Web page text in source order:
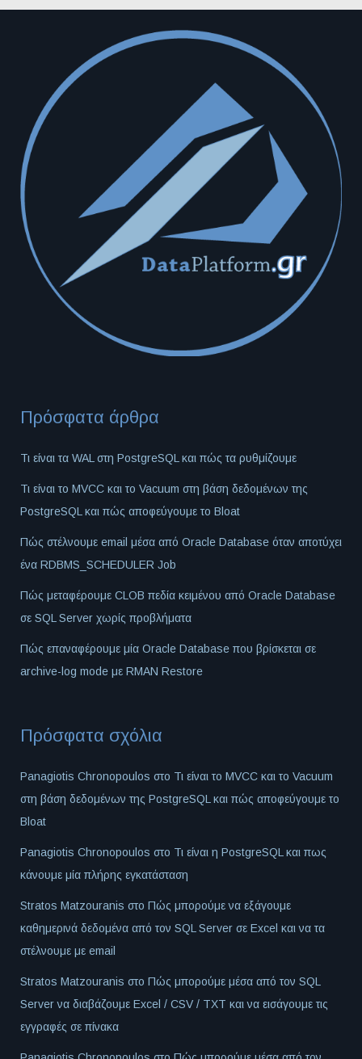
Πρόσφατα άρθρα
Τι είναι τα WAL στη PostgreSQL και πώς τα ρυθμίζουμε
Τι είναι το MVCC και το Vacuum στη βάση δεδομένων της
PostgreSQL και πώς αποφεύγουμε το Bloat
Πώς στέλνουμε email μέσα από Oracle Database όταν αποτύχει
ένα RDBMS_SCHEDULER Job
Πώς μεταφέρουμε CLOB πεδία κειμένου από Oracle Database
σε SQL Server χωρίς προβλήματα
Πώς επαναφέρουμε μία Oracle Database που βρίσκεται σε
archive-log mode με RMAN Restore
Πρόσφατα σχόλια
Panagiotis Chronopoulos στο Τι είναι το MVCC και το Vacuum
στη βάση δεδομένων της PostgreSQL και πώς αποφεύγουμε το
Bloat
Panagiotis Chronopoulos στο Τι είναι η PostgreSQL και πως
κάνουμε μία πλήρης εγκατάσταση
Stratos Matzouranis στο Πώς μπορούμε να εξάγουμε
καθημερινά δεδομένα από τον SQL Server σε Excel και να τα
στέλνουμε με email
Stratos Matzouranis στο Πώς μπορούμε μέσα από τον SQL
Server να διαβάζουμε Excel / CSV / TXT και να εισάγουμε τις
εγγραφές σε πίνακα